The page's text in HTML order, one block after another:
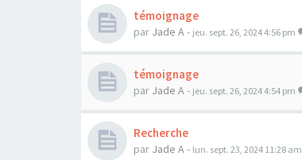
témoignage
par Jade A- jeu. sept. 26, 2024 4:56 pm
témoignage
par Jade A- jeu. sept. 26, 2024 4:54 pm
Recherche
par Jade A- lun. sept. 23, 2024 11:28 am